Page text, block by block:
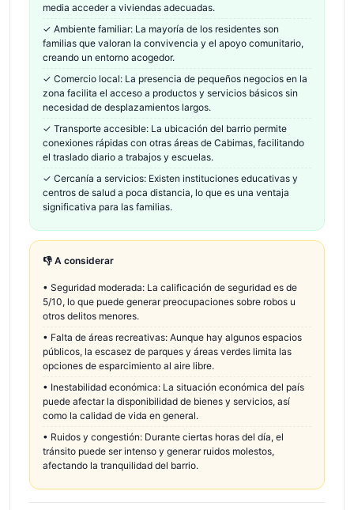
media acceder a viviendas adecuadas.
✓ Ambiente familiar: La mayoría de los residentes son
familias que valoran la convivencia y el apoyo comunitario,
creando un entorno acogedor.
✓ Comercio local: La presencia de pequeños negocios en la
zona facilita el acceso a productos y servicios básicos sin
necesidad de desplazamientos largos.
✓ Transporte accesible: La ubicación del barrio permite
conexiones rápidas con otras áreas de Cabimas, facilitando
el traslado diario a trabajos y escuelas.
✓ Cercanía a servicios: Existen instituciones educativas y
centros de salud a poca distancia, lo que es una ventaja
significativa para las familias.
👎 A considerar
• Seguridad moderada: La calificación de seguridad es de
5/10, lo que puede generar preocupaciones sobre robos u
otros delitos menores.
• Falta de áreas recreativas: Aunque hay algunos espacios
públicos, la escasez de parques y áreas verdes limita las
opciones de esparcimiento al aire libre.
• Inestabilidad económica: La situación económica del país
puede afectar la disponibilidad de bienes y servicios, así
como la calidad de vida en general.
• Ruidos y congestión: Durante ciertas horas del día, el
tránsito puede ser intenso y generar ruidos molestos,
afectando la tranquilidad del barrio.